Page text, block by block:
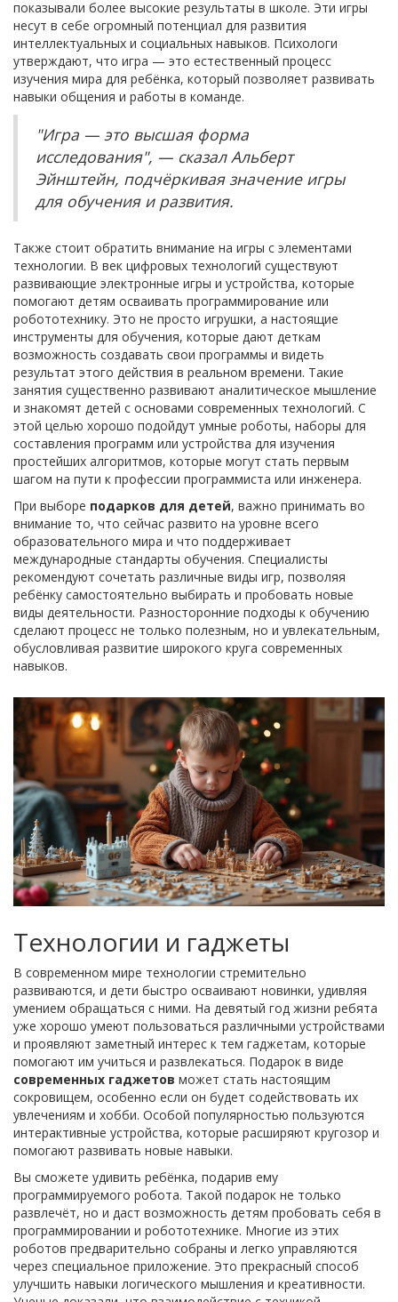
показывали более высокие результаты в школе. Эти игры
несут в себе огромный потенциал для развития
интеллектуальных и социальных навыков. Психологи
утверждают, что игра — это естественный процесс
изучения мира для ребёнка, который позволяет развивать
навыки общения и работы в команде.
"Игра — это высшая форма
исследования", — сказал Альберт
Эйнштейн, подчёркивая значение игры
для обучения и развития.
Также стоит обратить внимание на игры с элементами
технологии. В век цифровых технологий существуют
развивающие электронные игры и устройства, которые
помогают детям осваивать программирование или
робототехнику. Это не просто игрушки, а настоящие
инструменты для обучения, которые дают деткам
возможность создавать свои программы и видеть
результат этого действия в реальном времени. Такие
занятия существенно развивают аналитическое мышление
и знакомят детей с основами современных технологий. С
этой целью хорошо подойдут умные роботы, наборы для
составления программ или устройства для изучения
простейших алгоритмов, которые могут стать первым
шагом на пути к профессии программиста или инженера.
При выборе подарков для детей, важно принимать во
внимание то, что сейчас развито на уровне всего
образовательного мира и что поддерживает
международные стандарты обучения. Специалисты
рекомендуют сочетать различные виды игр, позволяя
ребёнку самостоятельно выбирать и пробовать новые
виды деятельности. Разносторонние подходы к обучению
сделают процесс не только полезным, но и увлекательным,
обусловливая развитие широкого круга современных
навыков.
Технологии и гаджеты
В современном мире технологии стремительно
развиваются, и дети быстро осваивают новинки, удивляя
умением обращаться с ними. На девятый год жизни ребята
уже хорошо умеют пользоваться различными устройствами
и проявляют заметный интерес к тем гаджетам, которые
помогают им учиться и развлекаться. Подарок в виде
современных гаджетов может стать настоящим
сокровищем, особенно если он будет содействовать их
увлечениям и хобби. Особой популярностью пользуются
интерактивные устройства, которые расширяют кругозор и
помогают развивать новые навыки.
Вы сможете удивить ребёнка, подарив ему
программируемого робота. Такой подарок не только
развлечёт, но и даст возможность детям пробовать себя в
программировании и робототехнике. Многие из этих
роботов предварительно собраны и легко управляются
через специальное приложение. Это прекрасный способ
улучшить навыки логического мышления и креативности.